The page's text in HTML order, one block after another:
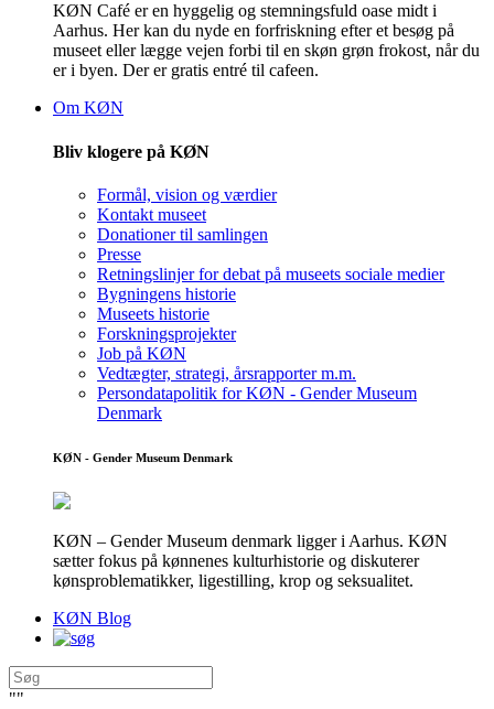
KØN Café er en hyggelig og stemningsfuld oase midt i
Aarhus. Her kan du nyde en forfriskning efter et besøg på
museet eller lægge vejen forbi til en skøn grøn frokost, når du
er i byen. Der er gratis entré til cafeen.
Om KØN
Bliv klogere på KØN
Formål, vision og værdier
Kontakt museet
Donationer til samlingen
Presse
Retningslinjer for debat på museets sociale medier
Bygningens historie
Museets historie
Forskningsprojekter
Job på KØN
Vedtægter, strategi, årsrapporter m.m.
Persondatapolitik for KØN - Gender Museum
Denmark
KØN - Gender Museum Denmark
KØN – Gender Museum denmark ligger i Aarhus. KØN
sætter fokus på kønnenes kulturhistorie og diskuterer
kønsproblematikker, ligestilling, krop og seksualitet.
KØN Blog
""